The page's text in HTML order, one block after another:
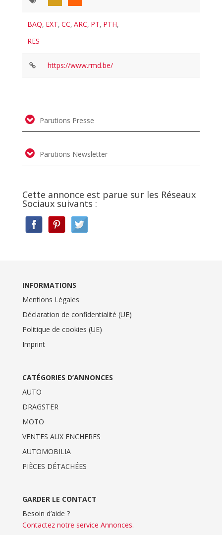
BAQ, EXT, CC, ARC, PT, PTH,
RES
https://www.rmd.be/
Parutions Presse
Parutions Newsletter
Cette annonce est parue sur les Réseaux
Sociaux suivants :
INFORMATIONS
Mentions Légales
Déclaration de confidentialité (UE)
Politique de cookies (UE)
Imprint
CATÉGORIES D’ANNONCES
AUTO
DRAGSTER
MOTO
VENTES AUX ENCHERES
AUTOMOBILIA
PIÈCES DÉTACHÉES
GARDER LE CONTACT
Besoin d’aide ?
Contactez notre service Annonces.